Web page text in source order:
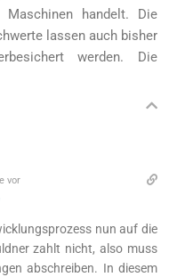
handelt. Die
lassen auch bisher
werden. Die
vor
nun auf die
zahlt nicht, also muss
abschreiben. In diesem